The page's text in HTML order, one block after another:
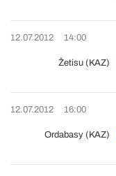
12.07.2012 14:00
Žetisu (KAZ)
12.07.2012 16:00
Ordabasy (KAZ)